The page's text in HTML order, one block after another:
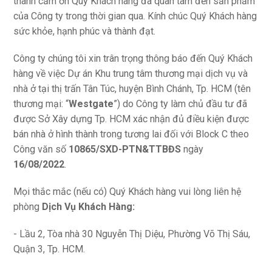
của Công ty trong thời gian qua. Kính chúc Quý Khách hàng
sức khỏe, hạnh phúc và thành đạt.
Công ty chúng tôi xin trân trọng thông báo đến Quý Khách
hàng về việc Dự án Khu trung tâm thương mại dịch vụ và
nhà ở tại thị trấn Tân Túc, huyện Bình Chánh, Tp. HCM (tên
thương mại: “Westgate”) do Công ty làm chủ đầu tư đã
được Sở Xây dựng Tp. HCM xác nhận đủ điều kiện được
bán nhà ở hình thành trong tương lai đối với Block C theo
Công văn số 10865/SXD-PTN&TTBĐS ngày
16/08/2022.
Mọi thắc mắc (nếu có) Quý Khách hàng vui lòng liên hệ
phòng Dịch Vụ Khách Hàng:
- Lầu 2, Tòa nhà 30 Nguyễn Thị Diệu, Phường Võ Thị Sáu,
Quận 3, Tp. HCM.